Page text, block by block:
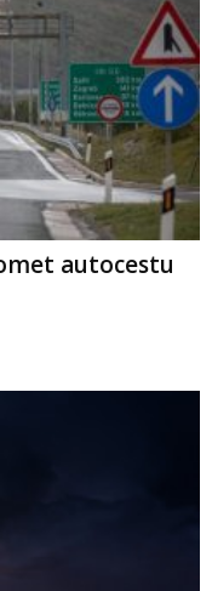
autocestu